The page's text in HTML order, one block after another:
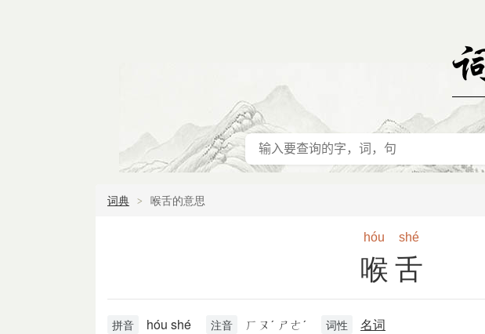
词典 喉舌的意思
hóu shé
喉舌
拼音 hóu shé 注音 ㄏㄡˊ ㄕㄜˊ 词性 名词